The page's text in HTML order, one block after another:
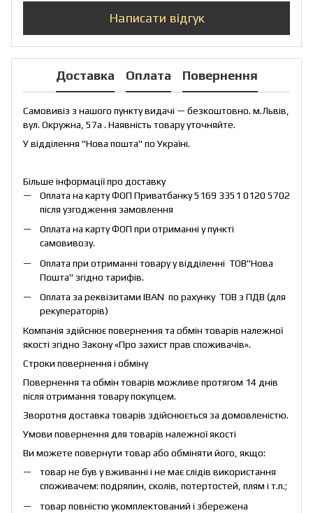
Написати відгук
Доставка Оплата Повернення
Самовивіз з нашого пункту видачі — безкоштовно. м.Львів,
вул. Окружна, 57а . Наявність товару уточняйте.
У відділення "Нова пошта" по Україні.
Більше інформації про доставку
Оплата на карту ФОП Приватбанку 5169 3351 0120 5702
після узгодження замовлення
Оплата на карту ФОП при отриманні у пункті
самовивозу.
Оплата при отриманні товару у відділенні ТОВ"Нова
Пошта" згідно тарифів.
Оплата за реквізитами IBAN по рахунку ТОВ з ПДВ (для
рекуператорів)
Компанія здійснює повернення та обмін товарів належної
якості згідно Закону «Про захист прав споживачів».
Строки повернення і обміну
Повернення та обмін товарів можливе протягом 14 днів
після отримання товару покупцем.
Зворотня доставка товарів здійснюється за домовленістю.
Умови повернення для товарів належної якості
Ви можете повернути товар або обміняти його, якщо:
товар не був у вживанні і не має слідів використання
споживачем: подряпин, сколів, потертостей, плям і т.п.;
товар повністю укомплектований і збережена